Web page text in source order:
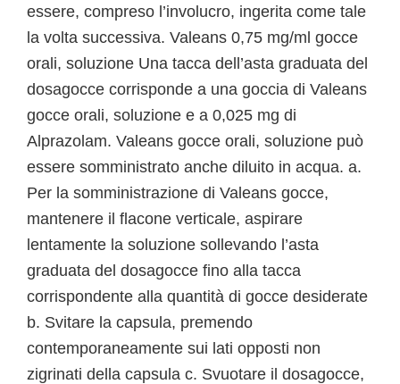
essere, compreso l’involucro, ingerita come tale
la volta successiva. Valeans 0,75 mg/ml gocce
orali, soluzione Una tacca dell’asta graduata del
dosagocce corrisponde a una goccia di Valeans
gocce orali, soluzione e a 0,025 mg di
Alprazolam. Valeans gocce orali, soluzione può
essere somministrato anche diluito in acqua. a.
Per la somministrazione di Valeans gocce,
mantenere il flacone verticale, aspirare
lentamente la soluzione sollevando l’asta
graduata del dosagocce fino alla tacca
corrispondente alla quantità di gocce desiderate
b. Svitare la capsula, premendo
contemporaneamente sui lati opposti non
zigrinati della capsula c. Svuotare il dosagocce,